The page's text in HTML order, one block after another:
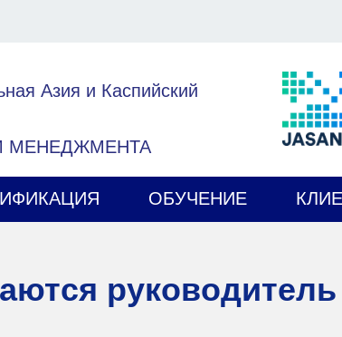
Азия и Каспийский
МЕНЕДЖМЕНТА
ОБУЧЕНИЕ